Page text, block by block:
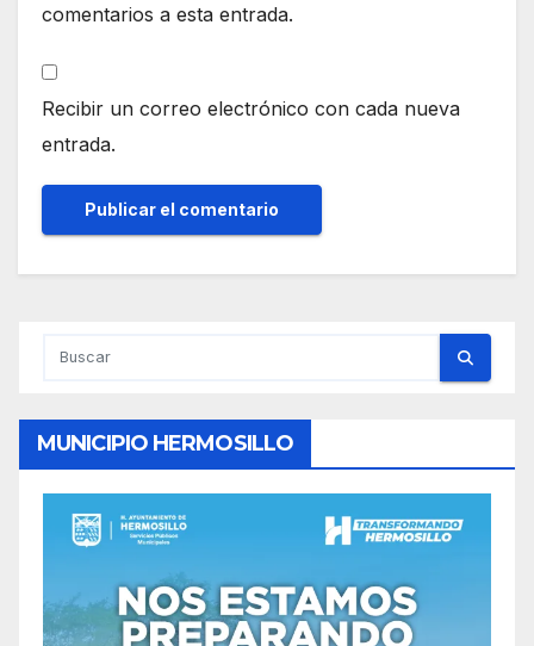
comentarios a esta entrada.
Recibir un correo electrónico con cada nueva
entrada.
MUNICIPIO HERMOSILLO